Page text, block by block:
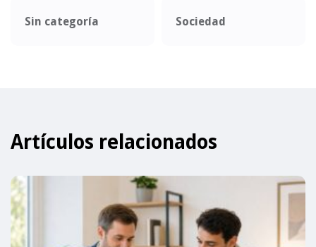
Sin categoría Sociedad
Artículos relacionados